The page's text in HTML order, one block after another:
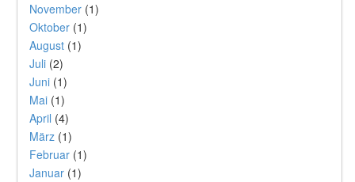
November (1)
Oktober (1)
August (1)
Juli (2)
Juni (1)
Mai (1)
April (4)
März (1)
Februar (1)
Januar (1)